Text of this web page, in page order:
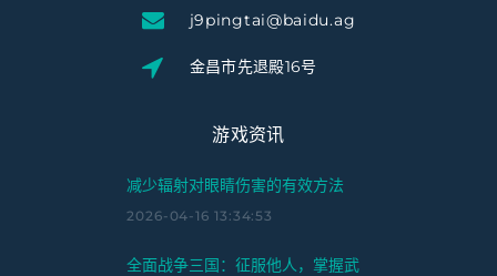
j9pingtai@baidu.ag
金昌市先退殿16号
游戏资讯
减少辐射对眼睛伤害的有效方法
2026-04-16 13:34:53
全面战争三国：征服他人，掌握武